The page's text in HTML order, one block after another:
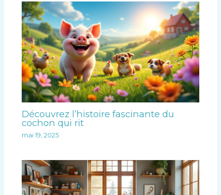
Découvrez l’histoire fascinante du
cochon qui rit
mai 19, 2025